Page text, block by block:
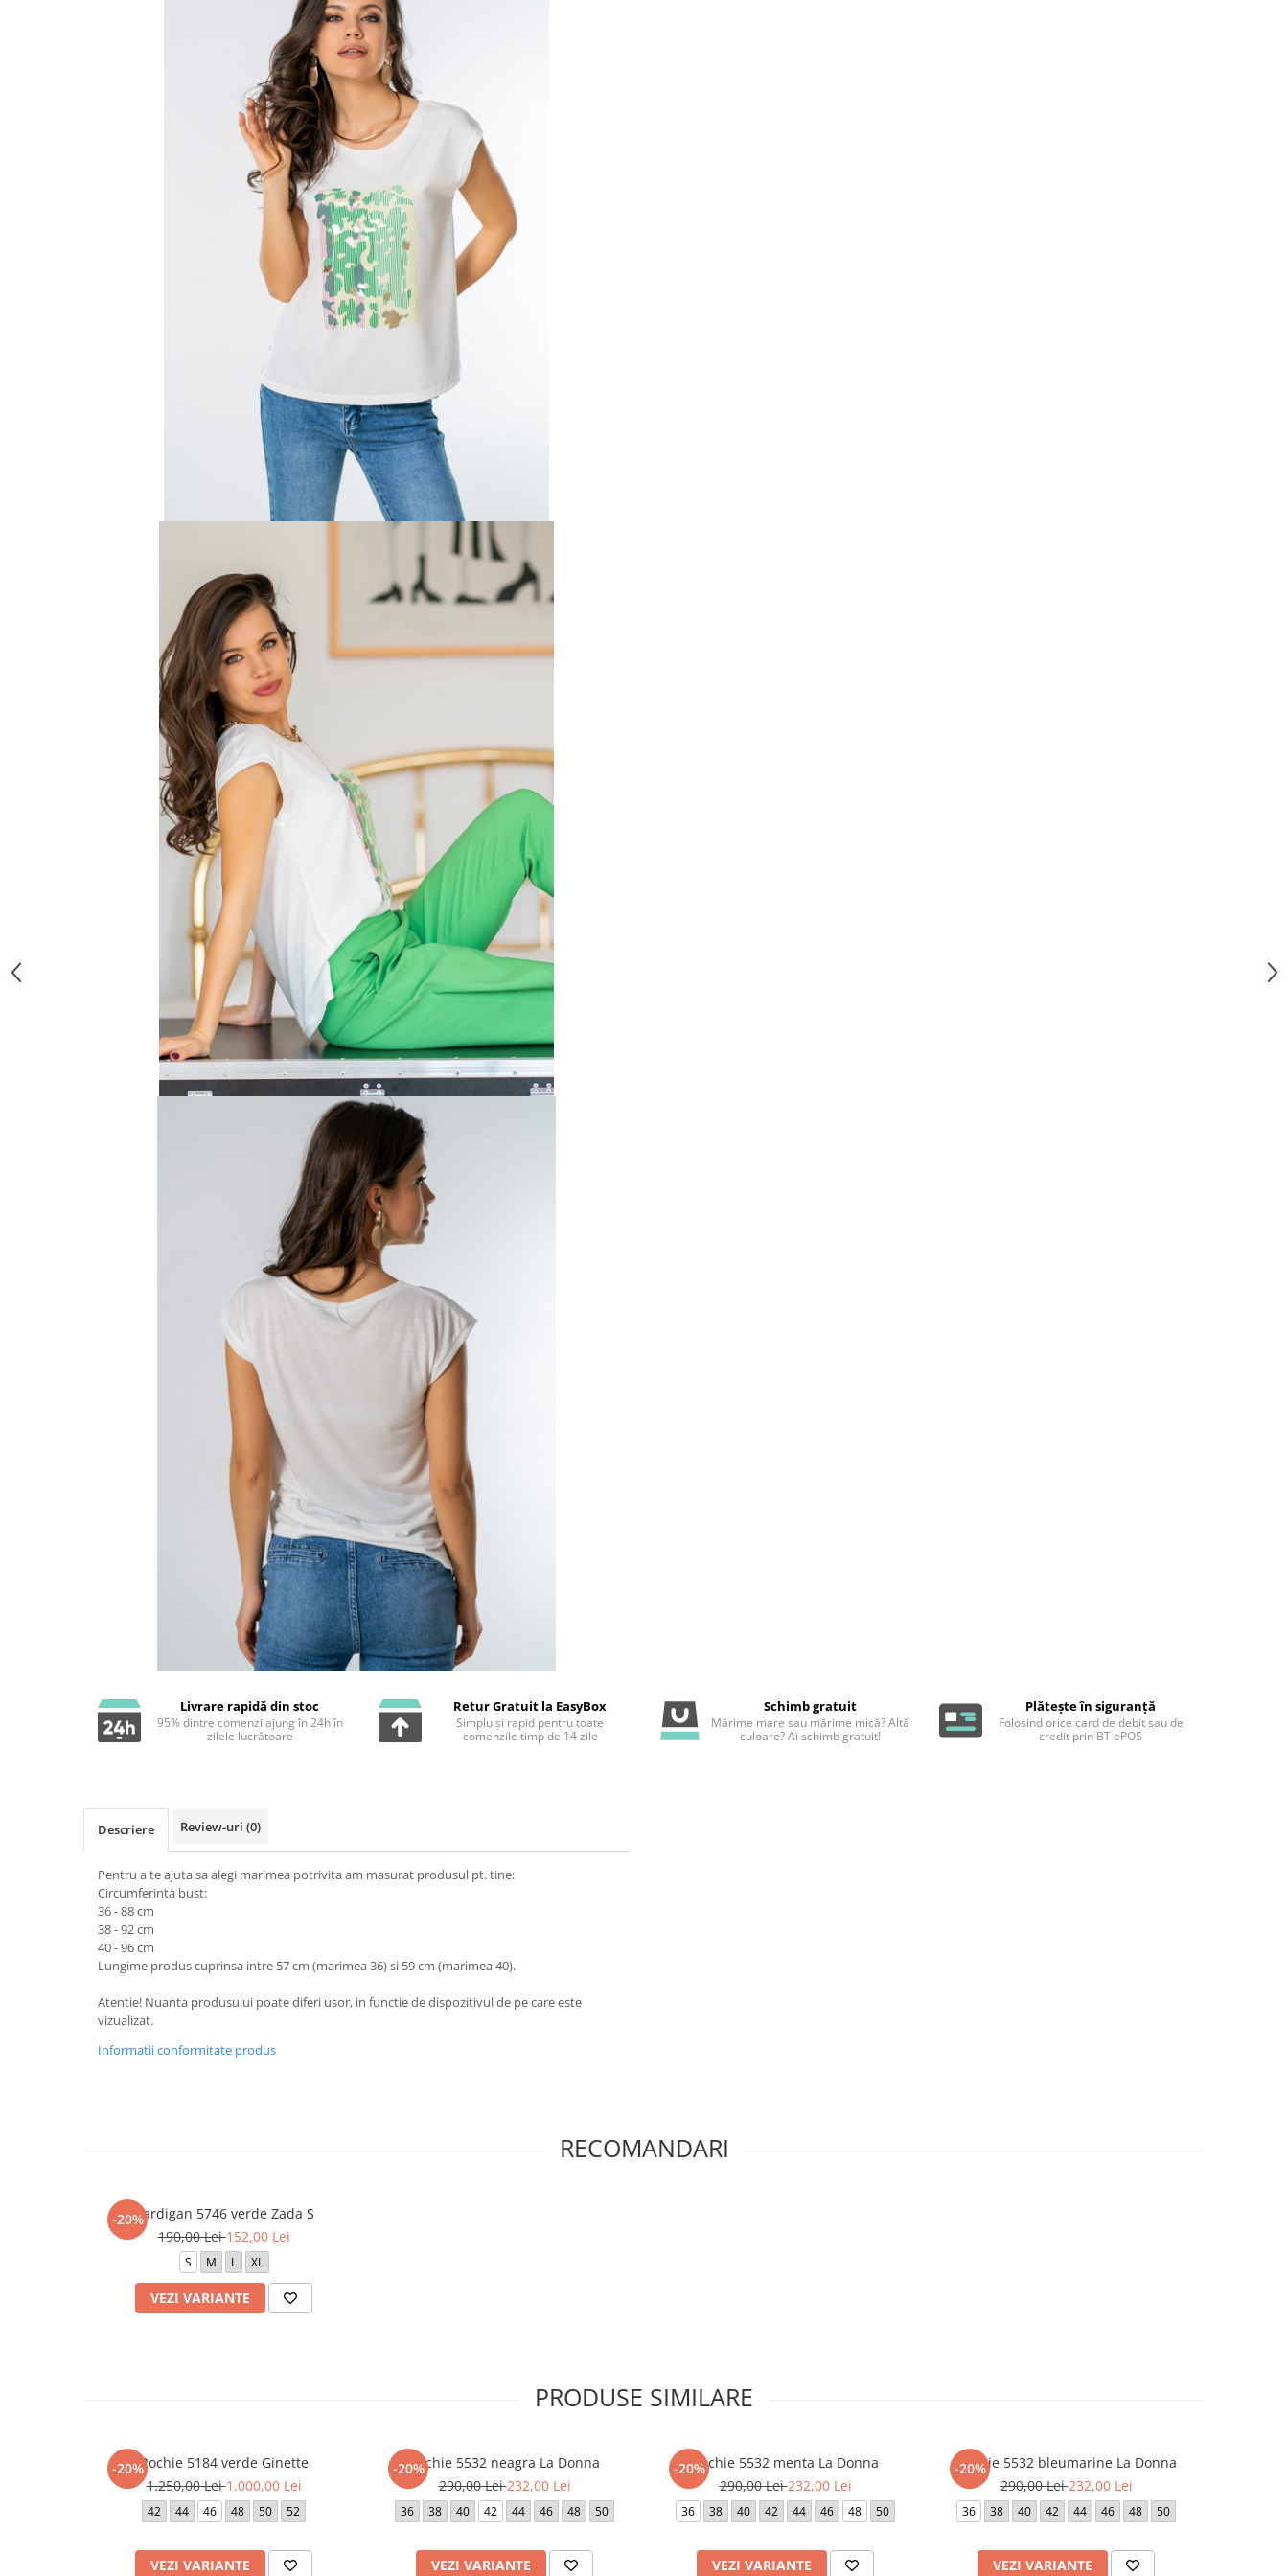
Livrare rapidă din stoc
95% dintre comenzi ajung în 24h în
zilele lucrătoare
Retur Gratuit la EasyBox
Simplu și rapid pentru toate
comenzile timp de 14 zile
Schimb gratuit
Mărime mare sau mărime mică? Altă
culoare? Ai schimb gratuit!
Plătește în siguranță
Folosind orice card de debit sau de
credit prin BT ePOS
Descriere Review-uri (0)
Pentru a te ajuta sa alegi marimea potrivita am masurat produsul pt. tine:
Circumferinta bust:
36 - 88 cm
38 - 92 cm
40 - 96 cm
Lungime produs cuprinsa intre 57 cm (marimea 36) si 59 cm (marimea 40).
Atentie! Nuanta produsului poate diferi usor, in functie de dispozitivul de pe care este
vizualizat.
Informatii conformitate produs
RECOMANDARI
-20%Cardigan 5746 verde Zada S
190,00 Lei152,00 Lei
S M L XL
VEZI VARIANTE
PRODUSE SIMILARE
-20%Rochie 5184 verde Ginette
1.250,00 Lei1.000,00 Lei
42 44 46 48 50 52
VEZI VARIANTE
-20%Rochie 5532 neagra La Donna
290,00 Lei232,00 Lei
36 38 40 42 44 46 48 50
VEZI VARIANTE
-20%Rochie 5532 menta La Donna
290,00 Lei232,00 Lei
36 38 40 42 44 46 48 50
VEZI VARIANTE
-20%
Rochie 5532 bleumarine La Donna
290,00 Lei232,00 Lei
36 38 40 42 44 46 48 50
VEZI VARIANTE